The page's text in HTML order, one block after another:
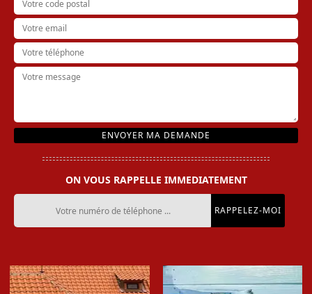
ON VOUS RAPPELLE IMMEDIATEMENT